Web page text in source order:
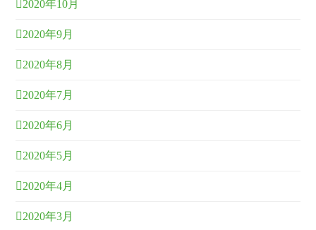
2020年10月
2020年9月
2020年8月
2020年7月
2020年6月
2020年5月
2020年4月
2020年3月